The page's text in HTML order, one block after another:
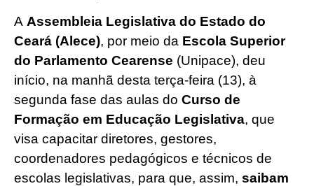
A Assembleia Legislativa do Estado do
Ceará (Alece), por meio da Escola Superior
do Parlamento Cearense (Unipace), deu
início, na manhã desta terça-feira (13), à
segunda fase das aulas do Curso de
Formação em Educação Legislativa, que
visa capacitar diretores, gestores,
coordenadores pedagógicos e técnicos de
escolas legislativas, para que, assim, saibam